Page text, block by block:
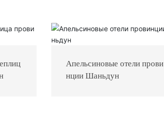
Апельсиновые отели прови
нции Шаньдун